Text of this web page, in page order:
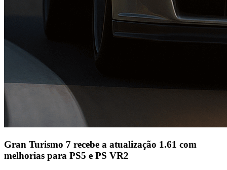
Gran Turismo 7 recebe a atualização 1.61 com
melhorias para PS5 e PS VR2